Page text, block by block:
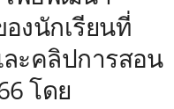
งนักเรียนที่
ะคลิปการสอน
โดย